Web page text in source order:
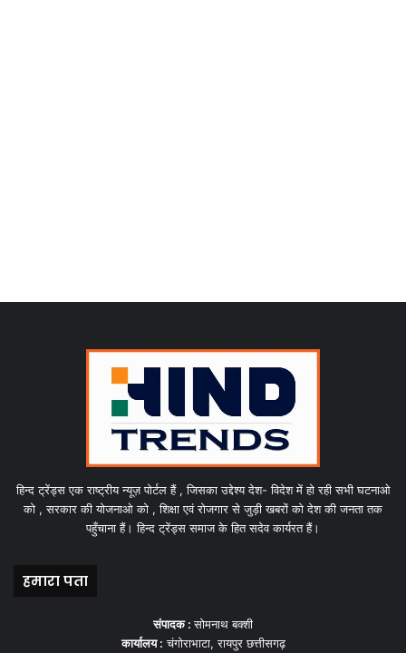
हिन्द ट्रेंड्स एक राष्ट्रीय न्यूज़ पोर्टल हैं , जिसका उद्देश्य देश- विदेश में हो रही सभी घटनाओ
को , सरकार की योजनाओ को , शिक्षा एवं रोजगार से जुड़ी खबरों को देश की जनता तक
पहुँचाना हैं। हिन्द ट्रेंड्स समाज के हित सदेव कार्यरत हैं।
हमारा पता
संपादक :सोमनाथ बक्शी
कार्यालय : चंगोराभाटा, रायपुर छत्तीसगढ़